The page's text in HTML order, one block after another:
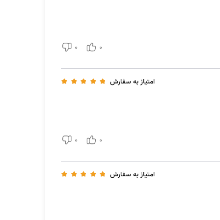
0
0
امتیاز به سفارش
0
0
امتیاز به سفارش